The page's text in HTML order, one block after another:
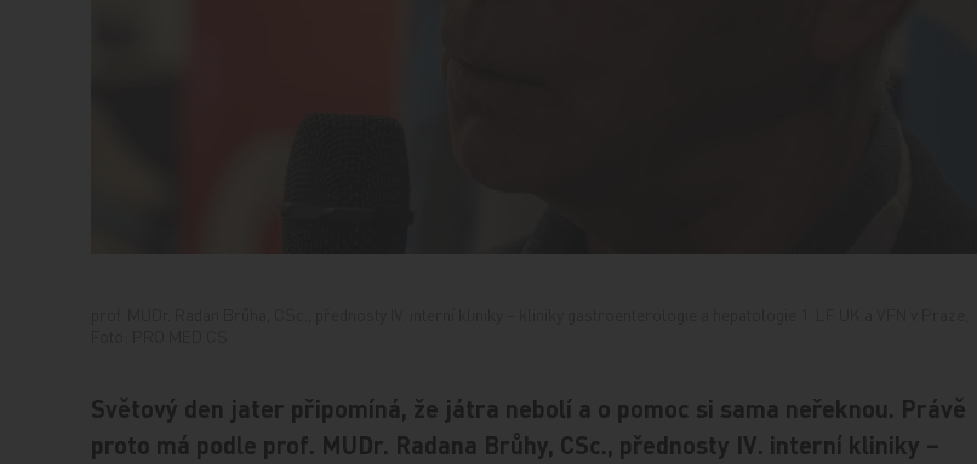
Světový den jater připomíná, že játra nebolí a o pomoc si sama neřeknou. Právě
proto má podle prof. MUDr. Radana Brůhy, CSc., přednosty IV. interní kliniky –